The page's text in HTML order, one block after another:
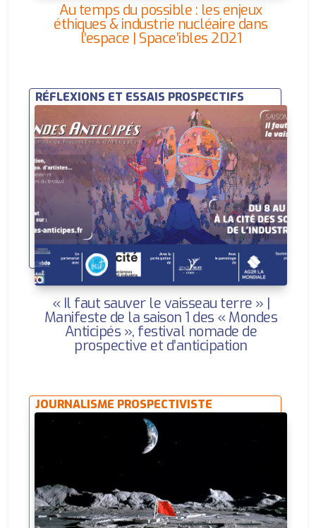
Au temps du possible : les enjeux
éthiques & industrie nucléaire dans
l’espace | Space’ibles 2021
RÉFLEXIONS ET ESSAIS PROSPECTIFS
« Il faut sauver le vaisseau terre » |
Manifeste de la saison 1 des « Mondes
Anticipés », festival nomade de
prospective et d’anticipation
JOURNALISME PROSPECTIVISTE